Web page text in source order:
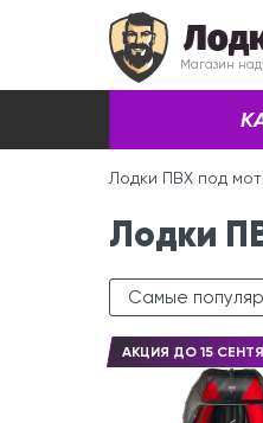
Магазин
Лодки ПВХ под
Лодки
Самые
АКЦИЯ ДО 15